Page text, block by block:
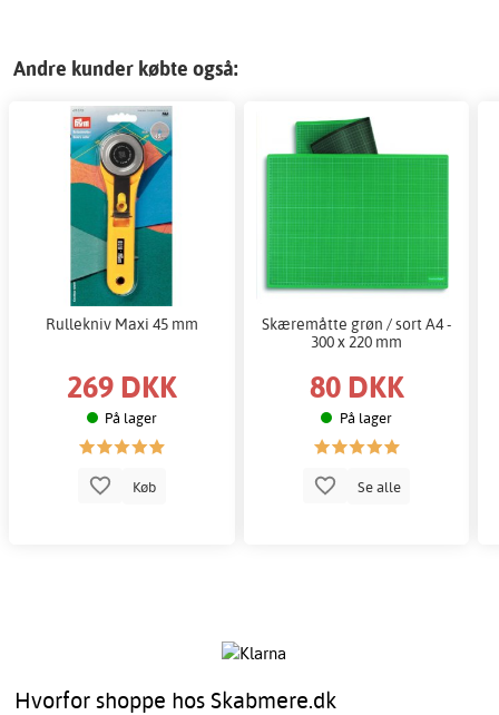
Andre kunder købte også:
Rullekniv Maxi 45 mm
269 DKK
På lager
Køb
Skæremåtte grøn / sort A4 -
300 x 220 mm
80 DKK
På lager
Se alle
Hvorfor shoppe hos Skabmere.dk